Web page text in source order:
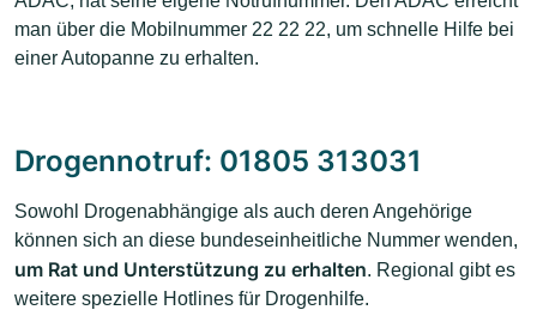
man über die Mobilnummer 22 22 22, um schnelle Hilfe bei
einer Autopanne zu erhalten.
Drogennotruf: 01805 313031
Sowohl Drogenabhängige als auch deren Angehörige
können sich an diese bundeseinheitliche Nummer wenden,
um Rat und Unterstützung zu erhalten. Regional gibt es
weitere spezielle Hotlines für Drogenhilfe.